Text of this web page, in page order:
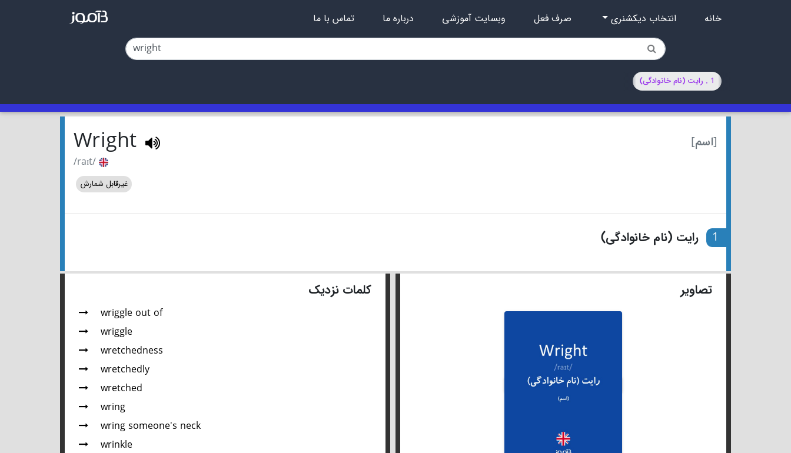
خانه انتخاب دیکشنری صرف فعل وبسایت آموزشی درباره ما تماس با ما
1 . رایت (نام خانوادگی)
[اسم] Wright
/raɪt/
غیرقابل شمارش
1 رایت (نام خانوادگی)
تصاویر کلمات نزدیک
wriggle out of
wriggle
wretchedness
wretchedly
wretched
wring
wring someone's neck
wrinkle